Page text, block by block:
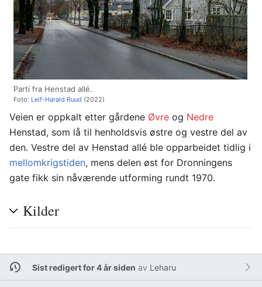
Parti fra Henstad allé.
Foto: Leif-Harald Ruud (2022)
Veien er oppkalt etter gårdene Øvre og Nedre
Henstad, som lå til henholdsvis østre og vestre del av
den. Vestre del av Henstad allé ble opparbeidet tidlig i
mellomkrigstiden, mens delen øst for Dronningens
gate fikk sin nåværende utforming rundt 1970.
Kilder
Sist redigert for 4 år siden av Leharu